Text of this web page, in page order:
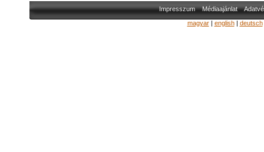
Impresszum Médiaajánlat
magyar| english| deutsch